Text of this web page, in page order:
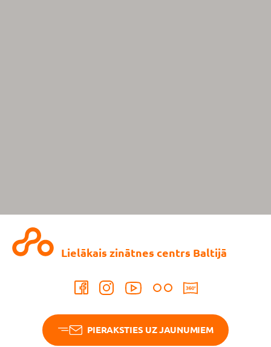
Lielākais zinātnes centrs Baltijā
PIERAKSTIES UZ JAUNUMIEM